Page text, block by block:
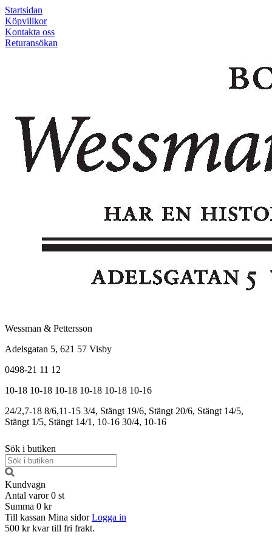
Startsidan
Köpvillkor
Kontakta oss
Returansökan
Wessman & Pettersson
Adelsgatan 5, 621 57 Visby
0498-21 11 12
10-18 10-18 10-18 10-18 10-18 10-16
24/2,7-18 8/6,11-15 3/4, Stängt 19/6, Stängt 20/6, Stängt 14/5,
Stängt 1/5, Stängt 14/1, 10-16 30/4, 10-16
Sök i butiken
Kundvagn
Antal varor 0 st
Summa 0 kr
Till kassan Mina sidor Logga in
500 kr kvar till fri frakt.